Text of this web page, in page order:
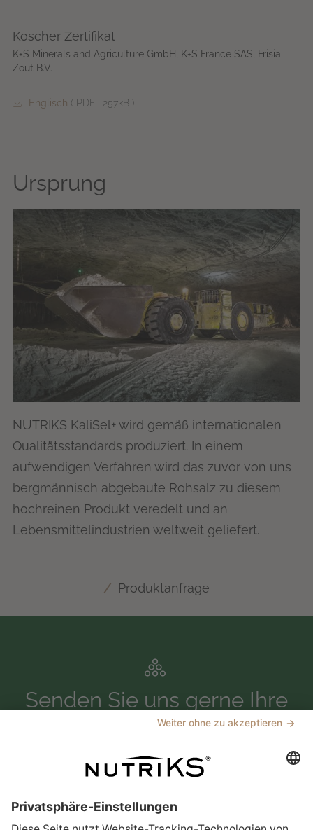
Koscher Zertifikat
K+S Minerals and Agriculture GmbH, K+S France SAS, Frisia
Zout B.V.
Englisch ( PDF 257kB)
Ursprung
NUTRIKS KaliSel+ wird gemäß internationalen
Qualitätsstandards produziert. In einem
aufwendigen Verfahren wird das zuvor von uns
bergmännisch abgebaute Rohsalz zu diesem
hochreinen Produkt veredelt und an
Lebensmittelindustrien weltweit geliefert.
Produktanfrage
Senden Sie uns gerne Ihre
Anfrage zu
Produktmustern,
Datenblättern oder
anderen Themen über